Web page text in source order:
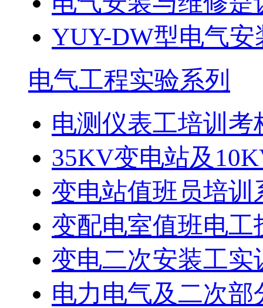
YUY-DW型电气
电气工程实验系列
电测仪表工培训考
35KV变电站及
变电站值班员培训
变配电室值班电工
变电二次安装工实
电力电气及二次